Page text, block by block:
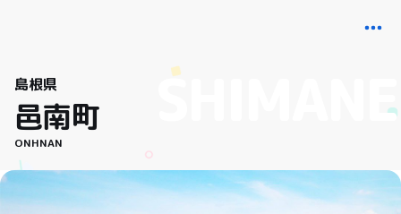
島根県
邑南町
ONHNAN